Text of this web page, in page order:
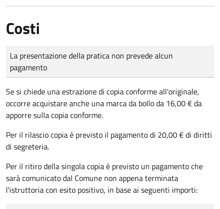
Costi
Tipo di pagamento
Importo
La presentazione della pratica non prevede alcun
pagamento
Se si chiede una estrazione di copia conforme all'originale,
occorre acquistare anche una marca da bollo da 16,00 € da
apporre sulla copia conforme.
Per il rilascio copia è previsto il pagamento di 20,00 € di diritti
di segreteria.
Per il ritiro della singola copia è previsto un pagamento che
sarà comunicato dal Comune non appena terminata
l'istruttoria con esito positivo, in base ai seguenti importi: